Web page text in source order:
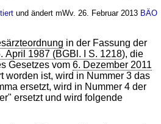
und ändert mWv. 26. Februar 2013 BÄO
in der Fassung der
April 1987 (BGBl. I S. 1218), die
Gesetzes vom6. Dezember 2011
worden ist, wird in Nummer 3 das
ersetzt, wird in Nummer 4 der
ersetzt und wird folgende